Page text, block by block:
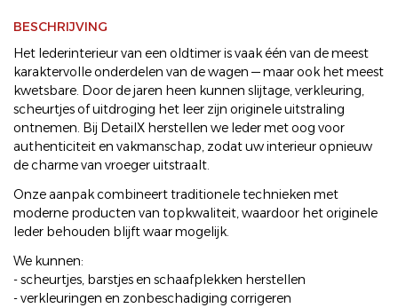
BESCHRIJVING
Het lederinterieur van een oldtimer is vaak één van de meest
karaktervolle onderdelen van de wagen — maar ook het meest
kwetsbare. Door de jaren heen kunnen slijtage, verkleuring,
scheurtjes of uitdroging het leer zijn originele uitstraling
ontnemen. Bij DetailX herstellen we leder met oog voor
authenticiteit en vakmanschap, zodat uw interieur opnieuw
de charme van vroeger uitstraalt.
Onze aanpak combineert traditionele technieken met
moderne producten van topkwaliteit, waardoor het originele
leder behouden blijft waar mogelijk.
We kunnen:
- scheurtjes, barstjes en schaafplekken herstellen
- verkleuringen en zonbeschadiging corrigeren